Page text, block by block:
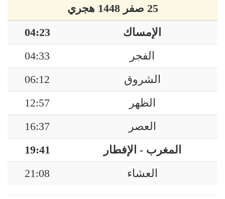
25 صفر 1448 هجري
الإمساك
04:23
الفجر
04:33
الشروق
06:12
الظهر
12:57
العصر
16:37
المغرب - الإفطار
19:41
العشاء
21:08